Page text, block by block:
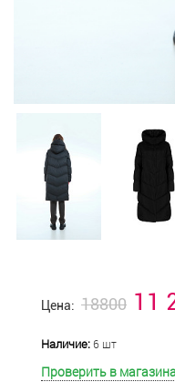
Цена: 18800 11
Наличие: 6 шт
Проверить в